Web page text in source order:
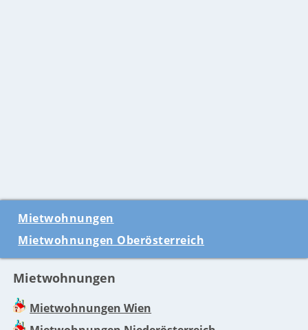
Mietwohnungen
Mietwohnungen Oberösterreich
Mietwohnungen
Mietwohnungen Wien